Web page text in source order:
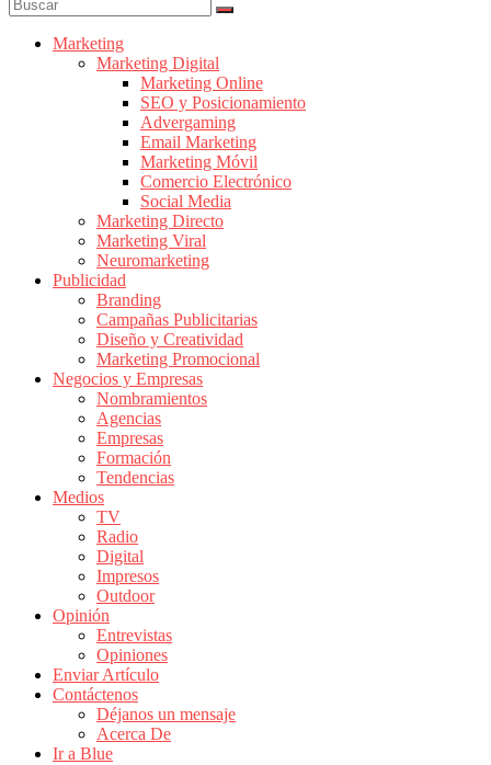
Revistas
Marketing
Publicidad
Colombia
Magazine
Publicidad
Marketing
Noticias
Actualidad
Mercadeo
Colombia
Revistas
Actualidad
Colombia
Marketing
Marketing Digital
Marketing Online
SEO y Posicionamiento
Advergaming
Email Marketing
Marketing Móvil
Comercio Electrónico
Social Media
Marketing Directo
Marketing Viral
Neuromarketing
Publicidad
Branding
Campañas Publicitarias
Diseño y Creatividad
Marketing Promocional
Negocios y Empresas
Nombramientos
Agencias
Empresas
Formación
Tendencias
Medios
TV
Radio
Digital
Impresos
Outdoor
Opinión
Entrevistas
Opiniones
Enviar Artículo
Contáctenos
Déjanos un mensaje
Acerca De
Ir a Blue